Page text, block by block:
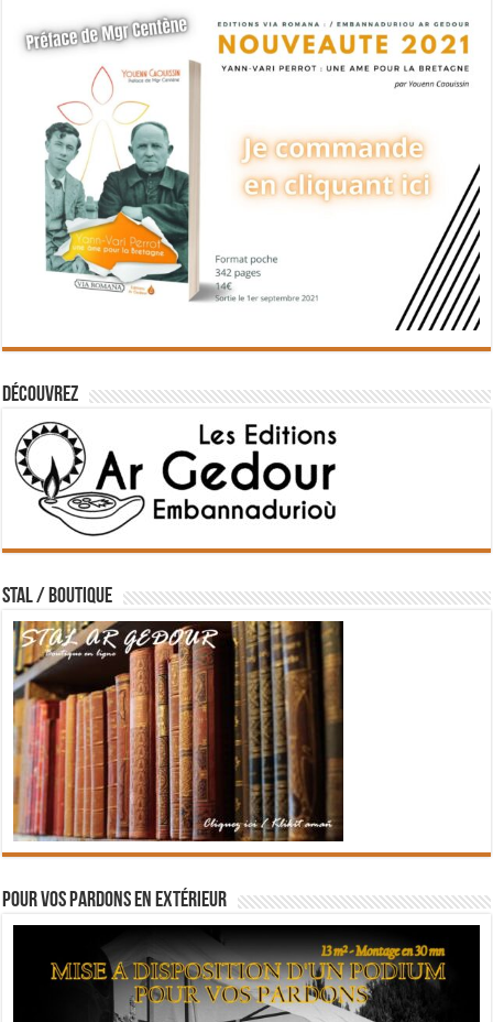
Découvrez
STAL / BOUTIQUE
Pour vos pardons en extérieur